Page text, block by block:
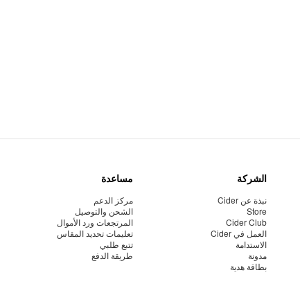
الشركة
نبذة عن Cider
Store
Cider Club
العمل في Cider
الاستدامة
مدونة
بطاقة هدية
مساعدة
مركز الدعم
الشحن والتوصيل
المرتجعات ورد الأموال
تعليمات تحديد المقاس
تتبع طلبي
طريقة الدفع